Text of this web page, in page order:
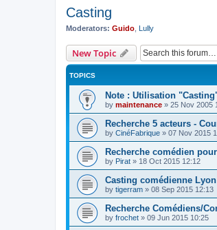
Casting
Moderators: Guido Lully
New Topic
TOPICS
Note : Utilisation
by maintenance » 25 Nov 2005
Recherche 5 acteurs -
by CinéFabrique » 07 Nov 2015
Recherche comédien
by Pirat » 18 Oct 2015 12:12
Casting comédienne
by tigerram » 08 Sep 2015 12:13
Recherche Comédiens/
by frochet » 09 Jun 2015 10:25